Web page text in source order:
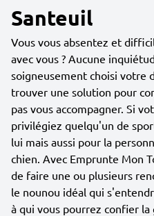
Santeuil
Vous vous absentez et
avec vous ? Aucune
soigneusement choisi votre
trouver une solution pour
pas vous accompagner. Si
privilégiez quelqu'un de
lui mais aussi pour la
chien. Avec Emprunte Mon
de faire une ou plusieurs
le nounou idéal qui
à qui vous pourrez confier